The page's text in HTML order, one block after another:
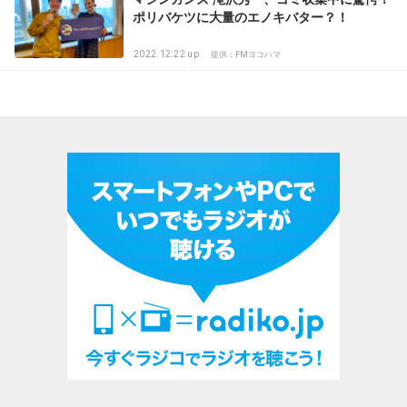
ポリバケツに大量のエノキバター？！
2022.12.22 up 提供：FMヨコハマ